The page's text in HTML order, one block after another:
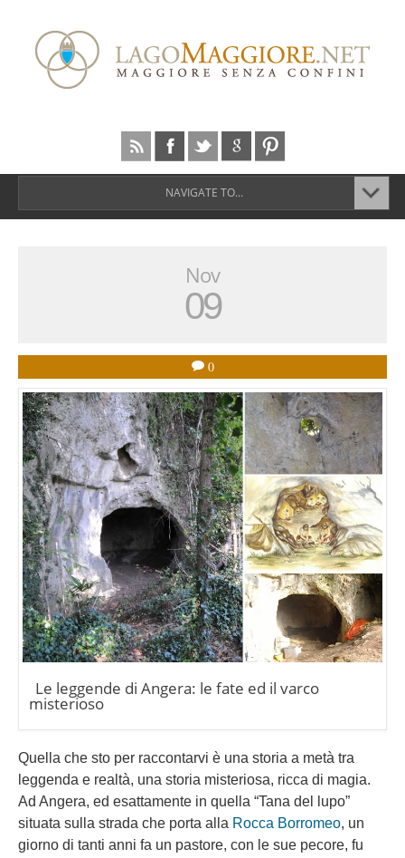
NAVIGATE TO...
Nov
09
0
Le leggende di Angera: le fate ed il varco
misterioso
Quella che sto per raccontarvi è una storia a metà tra
leggenda e realtà, una storia misteriosa, ricca di magia.
Ad Angera, ed esattamente in quella “Tana del lupo”
situata sulla strada che porta alla Rocca Borromeo, un
giorno di tanti anni fa un pastore, con le sue pecore, fu